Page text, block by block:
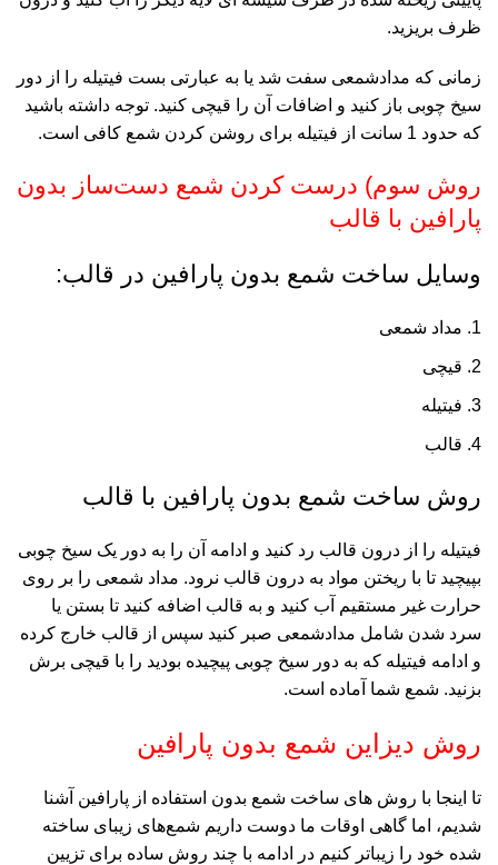
ظرف بریزید.
زمانی که مدادشمعی‌ سفت شد یا به عبارتی بست فیتیله را از دور
سیخ چوبی باز کنید و اضافات آن را قیچی کنید. توجه داشته باشید
که حدود 1 سانت از فیتیله برای روشن کردن شمع کافی است.
روش سوم) درست کردن شمع دست‌ساز بدون
پارافین با قالب
وسایل ساخت شمع بدون پارافین در قالب:
مداد شمعی
قیچی
فیتیله
قالب
روش ساخت شمع بدون پارافین با قالب
فیتیله را از درون قالب رد کنید و ادامه آن را به دور یک سیخ چوبی
بپیچید تا با ریختن مواد به درون قالب نرود. مداد شمعی را بر روی
حرارت غیر مستقیم آب کنید و به قالب اضافه کنید تا بستن یا
سرد شدن شامل مدادشمعی صبر کنید سپس از قالب خارج کرده
و ادامه فیتیله که به دور سیخ چوبی پیچیده بودید را با قیچی برش
بزنید. شمع شما آماده است.
روش دیزاین شمع بدون پارافین
تا اینجا با روش ‌های ساخت شمع بدون استفاده از پارافین آشنا
شدیم، اما گاهی اوقات ما دوست داریم شمع‌های زیبای ساخته
شده خود را زیباتر کنیم در ادامه با چند روش ساده برای تزیین